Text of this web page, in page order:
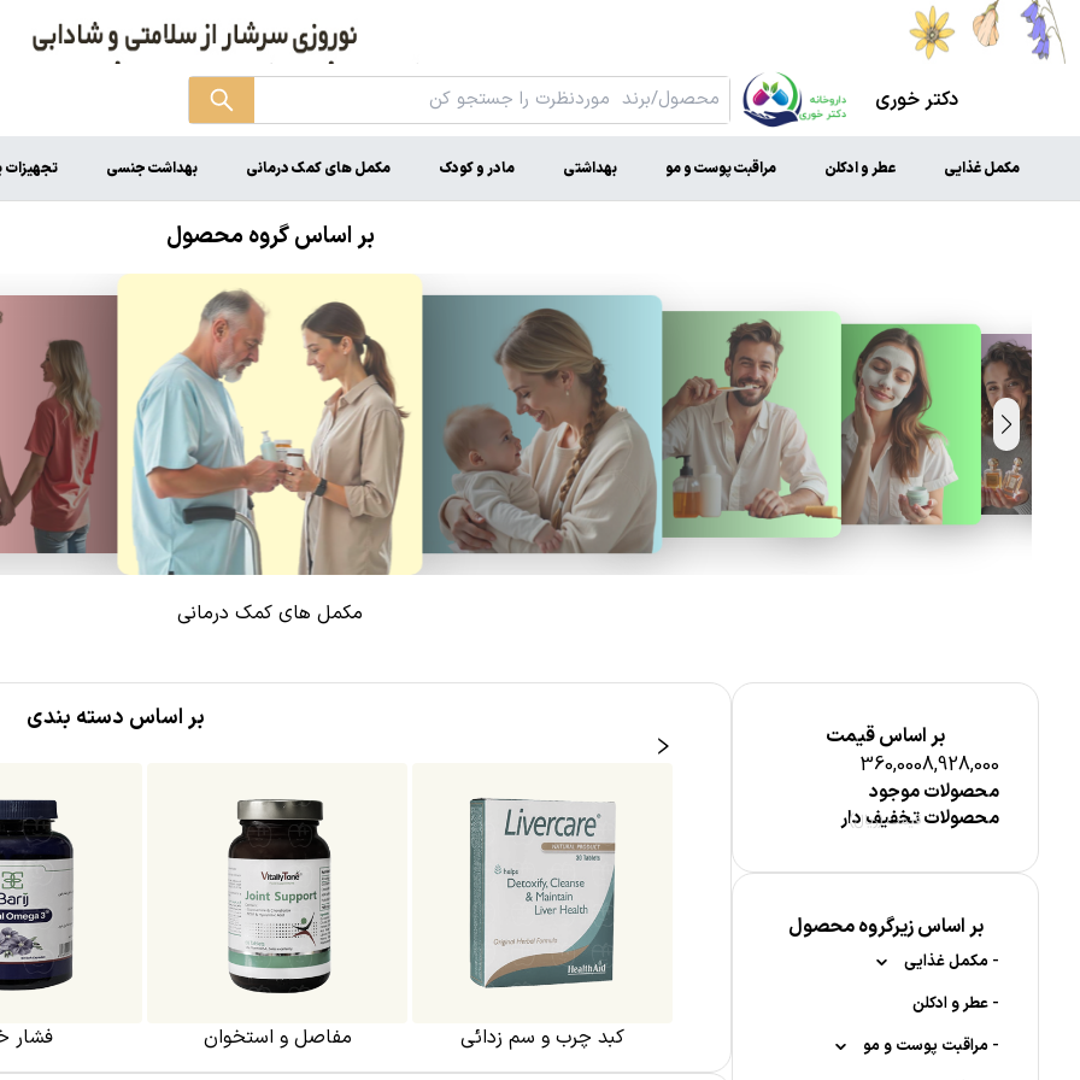
دکتر خوری
مکمل غذایی عطر و ادکلن مراقبت پوست و مو بهداشتی مادر و کودک مکمل های کمک درمانی بهداشت جنسی تجهیزات
بر اساس گروه محصول
مکمل های کمک درمانی
بر اساس قیمت
360,0008,928,000
قیمت (ریال)
محصولات موجود
محصولات تخفیف دار
بر اساس زیرگروه محصول
- مکمل غذایی
-ویتامین ها
-ویتامین A
-قرص جوشان
- عطر و ادکلن
- مراقبت پوست و مو
بر اساس دسته بندی
و آنفولانزا کلیه و مجاری ادراری کبد چرب و سم زدائی مفاصل و استخوان فشار